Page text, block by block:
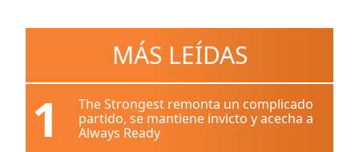
MÁS LEÍDAS
1
The Strongest remonta un complicado
partido, se mantiene invicto y acecha a
Always Ready